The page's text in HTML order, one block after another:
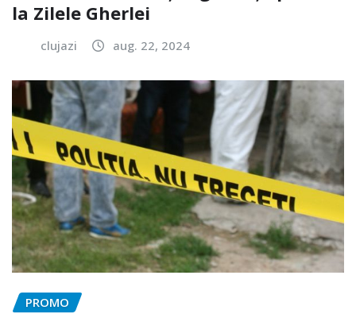
la Zilele Gherlei
clujazi aug. 22, 2024
PROMO